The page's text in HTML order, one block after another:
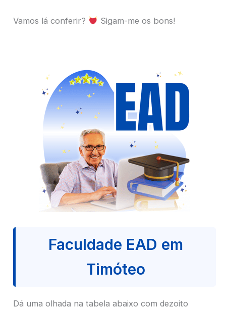
Vamos lá conferir? Sigam-me os bons!
Faculdade EAD em
Timóteo
Dá uma olhada na tabela abaixo com dezoito